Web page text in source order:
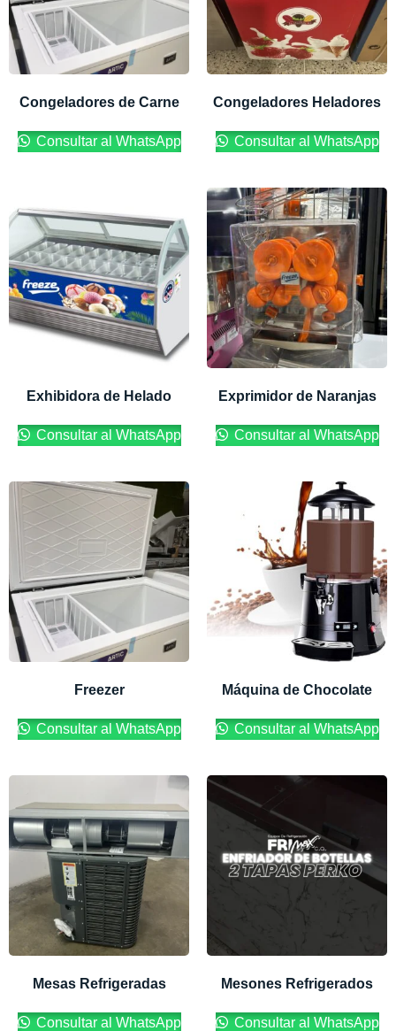
Congeladores de Carne
Consultar al WhatsApp
Congeladores Heladores
Consultar al WhatsApp
Exhibidora de Helado
Consultar al WhatsApp
Exprimidor de Naranjas
Consultar al WhatsApp
Freezer
Consultar al WhatsApp
Máquina de Chocolate
Consultar al WhatsApp
Mesas Refrigeradas
Consultar al WhatsApp
Mesones Refrigerados
Consultar al WhatsApp